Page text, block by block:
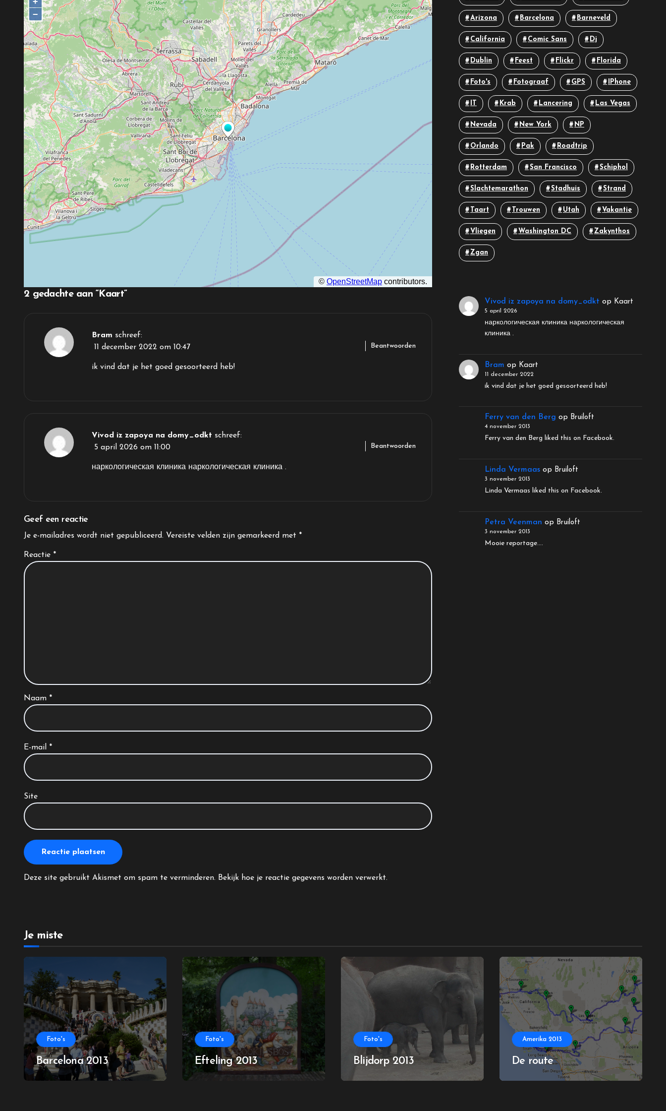
2 gedachte aan “Kaart”
Bram schreef:
11 december 2022 om 10:47
ik vind dat je het goed gesoorteerd heb!
Beantwoorden
Vivod iz zapoya na domy_odkt schreef:
5 april 2026 om 11:00
наркологическая клиника наркологическая клиника .
Beantwoorden
Geef een reactie
Je e-mailadres wordt niet gepubliceerd. Vereiste velden zijn gemarkeerd met *
Reactie *
Naam *
E-mail *
Site
Deze site gebruikt Akismet om spam te verminderen. Bekijk hoe je reactie gegevens worden verwerkt.
Arizona Barcelona Barneveld
California Comic Sans Dj
Dublin Feest Flickr Florida
Foto's Fotograaf GPS IPhone
IT Krab Lancering Las Vegas
Nevada New York NP
Orlando Pak Roadtrip
Rotterdam San Francisco Schiphol
Slachtemarathon Stadhuis Strand
Taart Trouwen Utah Vakantie
Vliegen Washington DC Zakynthos
Zgan
Vivod iz zapoya na domy_odkt op Kaart
5 april 2026
наркологическая клиника наркологическая
клиника .
Bram op Kaart
11 december 2022
ik vind dat je het goed gesoorteerd heb!
Ferry van den Berg op Bruiloft
4 november 2013
Ferry van den Berg liked this on Facebook.
Linda Vermaas op Bruiloft
3 november 2013
Linda Vermaas liked this on Facebook.
Petra Veenman op Bruiloft
3 november 2013
Mooie reportage....
Je miste
Foto's
Barcelona 2013
Foto's
Efteling 2013
Foto's
Blijdorp 2013
Amerika 2013
De route